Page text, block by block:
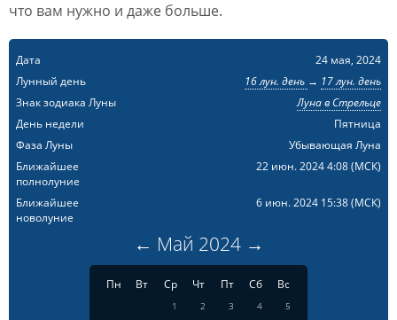
что вам нужно и даже больше.
Дата
24 мая, 2024
Лунный день
16 лун. день → 17 лун. день
Знак зодиака Луны
Луна в Стрельце
День недели
Пятница
Фаза Луны
Убывающая Луна
Ближайшее
полнолуние
22 июн. 2024 4:08(МСК)
Ближайшее
новолуние
6 июн. 2024 15:38(МСК)
← Май 2024 →
Пн Вт Ср Чт Пт Сб Вс
1 2 3 4
5